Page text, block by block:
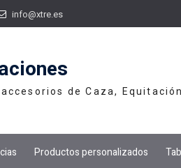
info@xtre.es
de Caza,
Productos personalizados